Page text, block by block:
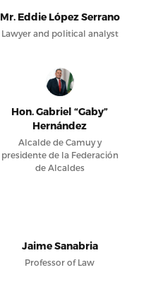
Mr. Eddie López Serrano
Lawyer and political analyst
Hon. Gabriel “Gaby”
Hernández
Alcalde de Camuy y
presidente de la Federación
de Alcaldes
Jaime Sanabria
Professor of Law